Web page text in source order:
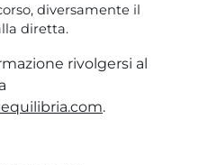
diversamente il
diretta.
rivolgersi al
.